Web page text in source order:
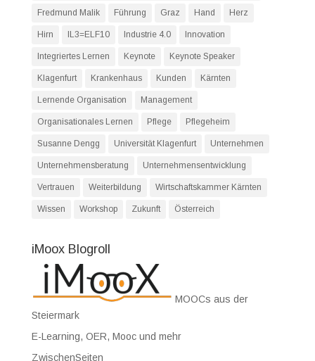
Fredmund Malik Führung Graz Hand Herz
Hirn IL3=ELF10 Industrie 4.0 Innovation
Integriertes Lernen Keynote Keynote Speaker
Klagenfurt Krankenhaus Kunden Kärnten
Lernende Organisation Management
Organisationales Lernen Pflege Pflegeheim
Susanne Dengg Universität Klagenfurt Unternehmen
Unternehmensberatung Unternehmensentwicklung
Vertrauen Weiterbildung Wirtschaftskammer Kärnten
Wissen Workshop Zukunft Österreich
iMoox Blogroll
MOOCs aus der
Steiermark
E-Learning, OER, Mooc und mehr
ZwischenSeiten